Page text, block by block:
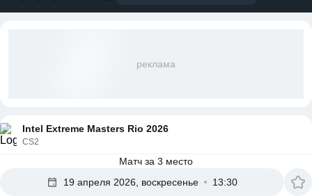
реклама
Intel Extreme Masters Rio 2026
CS2
Матч за 3 место
19 апреля 2026, воскресенье
13:30